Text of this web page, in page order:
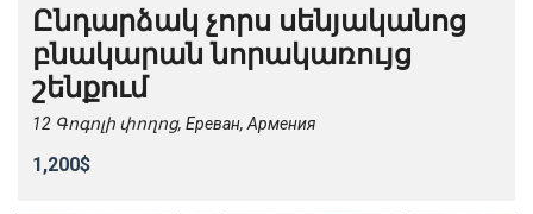
Ընդարձակ չորս սենյականոց
բնակարան նորակառույց
շենքում
12 Գոգոլի փողոց, Ереван, Армения
1,200$